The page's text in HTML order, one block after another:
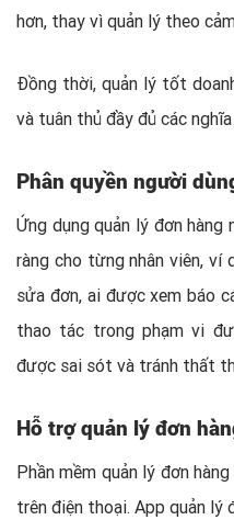
hơn, thay vì quản lý theo
Đồng thời, quản lý tốt
và tuân thủ đầy đủ các
Phân quyền người
Ứng dụng quản lý đơn hàng
ràng cho từng nhân viên,
sửa đơn, ai được xem báo
thao tác trong phạm vi
được sai sót và tránh thất
Hỗ trợ quản lý đơn
Phần mềm quản lý đơn
trên điện thoại. App quản lý